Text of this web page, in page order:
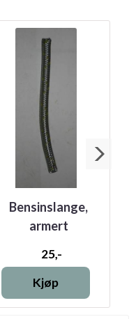
Bensinslange,
armert
25,-
Kjøp